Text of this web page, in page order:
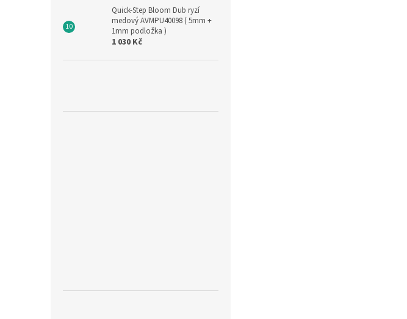
Quick-Step Bloom Dub ryzí
medový AVMPU40098 ( 5mm +
1mm podložka )
1 030 Kč